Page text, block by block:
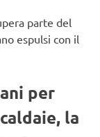
parte del
espulsi con il
per
la